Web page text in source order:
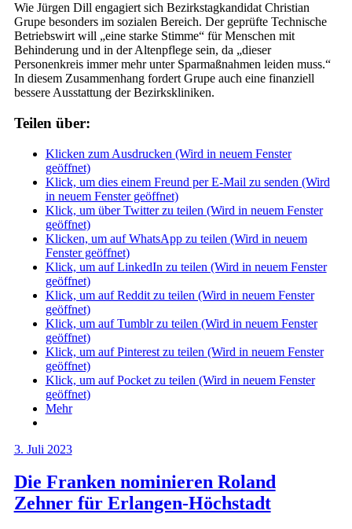
Wie Jürgen Dill engagiert sich Bezirkstagkandidat Christian
Grupe besonders im sozialen Bereich. Der geprüfte Technische
Betriebswirt will „eine starke Stimme“ für Menschen mit
Behinderung und in der Altenpflege sein, da „dieser
Personenkreis immer mehr unter Sparmaßnahmen leiden muss.“
In diesem Zusammenhang fordert Grupe auch eine finanziell
bessere Ausstattung der Bezirkskliniken.
Teilen über:
Klicken zum Ausdrucken (Wird in neuem Fenster
geöffnet)
Klick, um dies einem Freund per E-Mail zu senden (Wird
in neuem Fenster geöffnet)
Klick, um über Twitter zu teilen (Wird in neuem Fenster
geöffnet)
Klicken, um auf WhatsApp zu teilen (Wird in neuem
Fenster geöffnet)
Klick, um auf LinkedIn zu teilen (Wird in neuem Fenster
geöffnet)
Klick, um auf Reddit zu teilen (Wird in neuem Fenster
geöffnet)
Klick, um auf Tumblr zu teilen (Wird in neuem Fenster
geöffnet)
Klick, um auf Pinterest zu teilen (Wird in neuem Fenster
geöffnet)
Klick, um auf Pocket zu teilen (Wird in neuem Fenster
geöffnet)
Mehr
3. Juli 2023
Die Franken nominieren Roland
Zehner für Erlangen-Höchstadt